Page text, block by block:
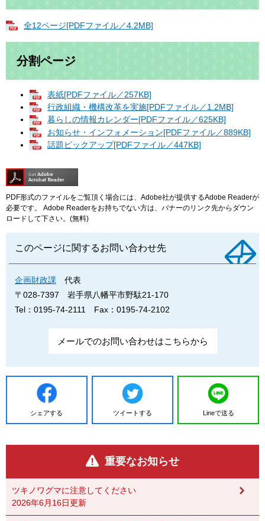
全12ページ[PDFファイル／4.2MB]
分割ページ
表紙[PDFファイル／257KB]
行政組織・機構改革を実施[PDFファイル／1.2MB]
暮らしの情報カレンダー[PDFファイル／625KB]
お知らせ・インフォメーション[PDFファイル／889KB]
話題ピックアップ[PDFファイル／447KB]
PDF形式のファイルをご覧頂く場合には、Adobe社が提供するAdobe Readerが
必要です。
Adobe Readerをお持ちでない方は、バナーのリンク先からダウン
ロードして下さい。(無料)
このページに関するお問い合わせ先
企画財政課
代表
〒028-7397
岩手県八幡平市野駄21-170
Tel：0195-74-2111
Fax：0195-74-2102
メールでのお問い合わせはこちらから
シェアする ツイートする Lineで送る
重要なお知らせ
ツキノワグマに注意してください
2026年6月16日更新